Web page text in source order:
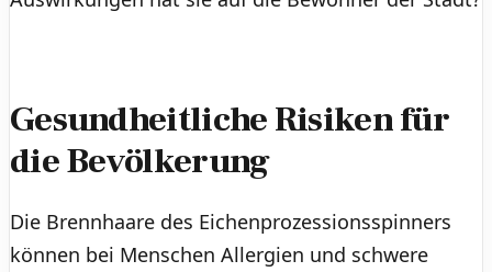
Gesundheitliche Risiken für
die Bevölkerung
Die Brennhaare des Eichenprozessionsspinners
können bei Menschen Allergien und schwere